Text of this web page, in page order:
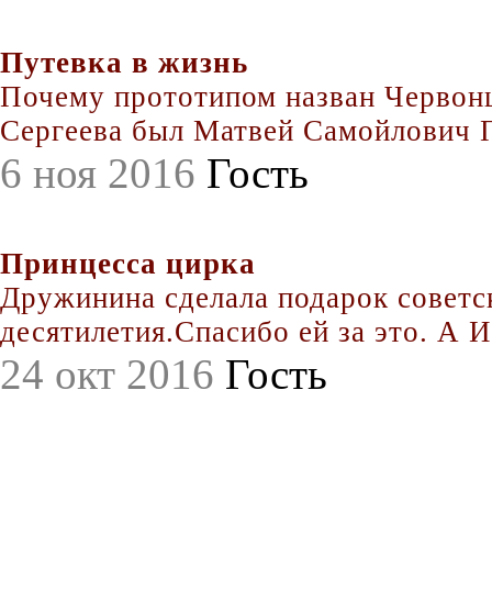
Путевка в жизнь
Почему прототипом назван
Сергеева был Матвей Самойлович
6 ноя 2016 Гость
Принцесса цирка
Дружинина сделала подарок
десятилетия.Спасибо ей за это. А
24 окт 2016 Гость